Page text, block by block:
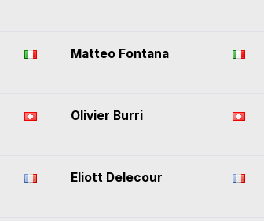
Matteo Fontana
Olivier Burri
Eliott Delecour